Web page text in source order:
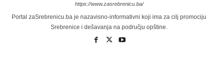
https://www.zasrebrenicu.ba/
Portal zaSrebrenicu.ba je nazavisno-informativni koji ima za cilj promociju
Srebrenice i dešavanja na području opštine.